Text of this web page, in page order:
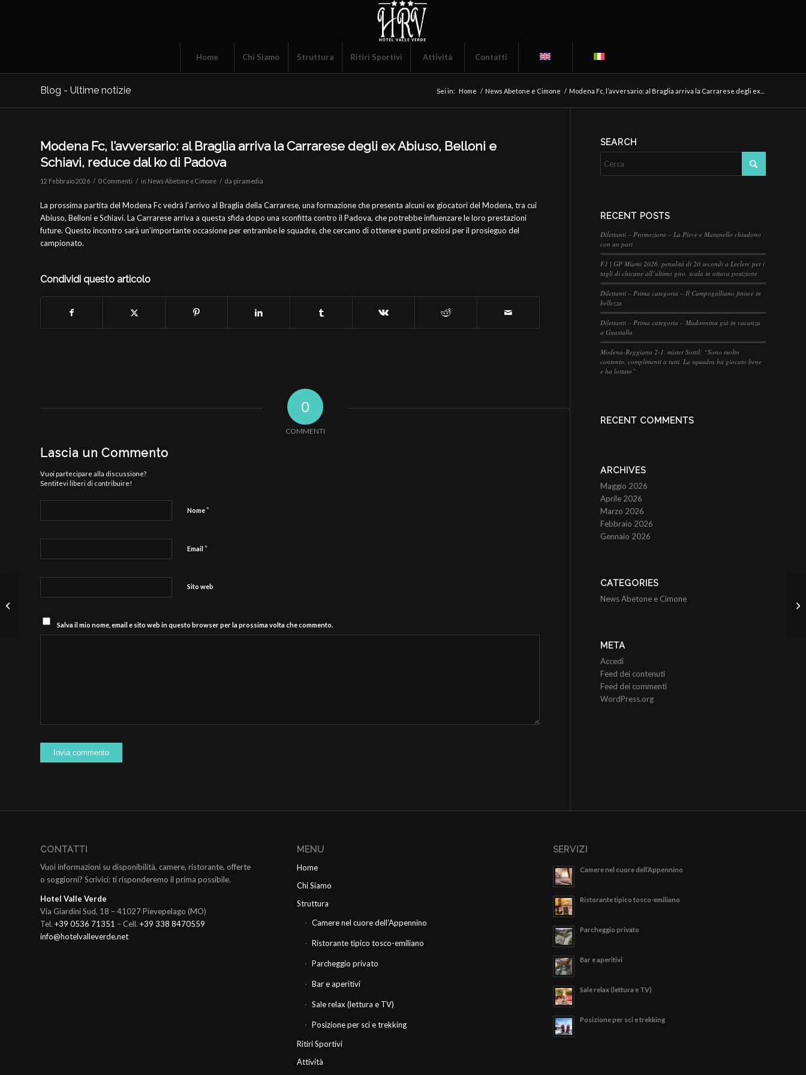
Home Chi Siamo Struttura Ritiri Sportivi Attività Contatti
Blog - Ultime notizie Sei in: Home / News Abetone e Cimone / Modena Fc, l’avversario: al Braglia arriva la Carrarese degli ex...
Modena Fc, l’avversario: al Braglia arriva la Carrarese degli ex Abiuso, Belloni e
Schiavi, reduce dal ko di Padova
12 Febbraio 2026 / 0 Commenti / in News Abetone e Cimone / da piramedia
La prossima partita del Modena Fc vedrà l’arrivo al Braglia della Carrarese, una formazione che presenta alcuni ex giocatori del Modena, tra cui
Abiuso, Belloni e Schiavi. La Carrarese arriva a questa sfida dopo una sconfitta contro il Padova, che potrebbe influenzare le loro prestazioni
future. Questo incontro sarà un’importante occasione per entrambe le squadre, che cercano di ottenere punti preziosi per il prosieguo del
campionato.
Condividi questo articolo
0
COMMENTI
Lascia un Commento
Vuoi partecipare alla discussione?
Sentitevi liberi di contribuire!
Nome*
Email *
Sito web
Salva il mio nome, email e sito web in questo browser per la prossima volta che commento.
SEARCH
RECENT POSTS
Dilettanti – Promozione – La Pieve e Maranello chiudono
con un pari
F1 | GP Miami 2026, penalità di 20 secondi a Leclerc per i
tagli di chicane all’ultimo giro, scala in ottava posizione
Dilettanti – Prima categoria – Il Campogalliano finisce in
bellezza
Dilettanti – Prima categoria – Madonnina già in vacanza
a Guastalla
Modena-Reggiana 2-1, mister Sottil: “Sono molto
contento, complimenti a tutti. La squadra ha giocato bene
e ha lottato”
RECENT COMMENTS
ARCHIVES
Maggio 2026
Aprile 2026
Marzo 2026
Febbraio 2026
Gennaio 2026
CATEGORIES
News Abetone e Cimone
META
Accedi
Feed dei contenuti
Feed dei commenti
WordPress.org
CONTATTI
Vuoi informazioni su disponibilità, camere, ristorante, offerte
o soggiorni? Scrivici: ti risponderemo il prima possibile.
Hotel Valle Verde
Via Giardini Sud, 18 – 41027 Pievepelago (MO)
Tel. +39 0536 71351 – Cell. +39 338 8470559
info@hotelvalleverde.net
MENU
Home
Chi Siamo
Struttura
Camere nel cuore dell’Appennino
Ristorante tipico tosco-emiliano
Parcheggio privato
Bar e aperitivi
Sale relax (lettura e TV)
Posizione per sci e trekking
Ritiri Sportivi
Attività
SERVIZI
Camere nel cuore dell’Appennino
Ristorante tipico tosco-emiliano
Parcheggio privato
Bar e aperitivi
Sale relax (lettura e TV)
Posizione per sci e trekking
torna...